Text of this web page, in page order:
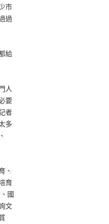
市
過
給
人
要
者
多
、
育
國
文